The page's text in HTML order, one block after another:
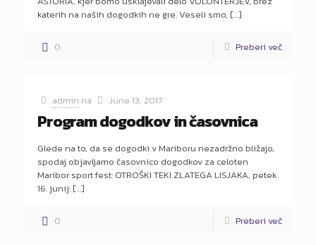
katerih na naših dogodkih ne gre. Veseli smo, […]
0 Preberi več
admin na June 13, 2017
Program dogodkov in časovnica
Glede na to, da se dogodki v Mariboru nezadržno bližajo,
spodaj objavljamo časovnico dogodkov za celoten
Maribor sport fest: OTROŠKI TEKI ZLATEGA LISJAKA, petek
16. junij: […]
0 Preberi več